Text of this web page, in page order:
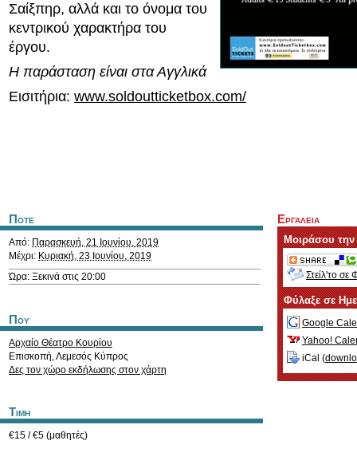
Σαίξπηρ, αλλά και το όνομα του
κεντρικού χαρακτήρα του
έργου.
Η παράσταση είναι στα Αγγλικά
Εισιτήρια: www.soldoutticketbox.com/
Ποτε
Από: Παρασκευή, 21 Ιουνίου, 2019
Μέχρι: Κυριακή, 23 Ιουνίου, 2019
Ώρα: Ξεκινά στις 20:00
Που
Αρχαίο Θέατρο Κουρίου
Επισκοπή,Λεμεσός Κύπρος
Δες τον χώρο εκδήλωσης στον χάρτη
Τιμη
€15 / €5 (μαθητές)
Εργαλεια
Μοιράσου
Στείλ'το σε
Φύλαξε σε
Google
Yahoo!
iCal (